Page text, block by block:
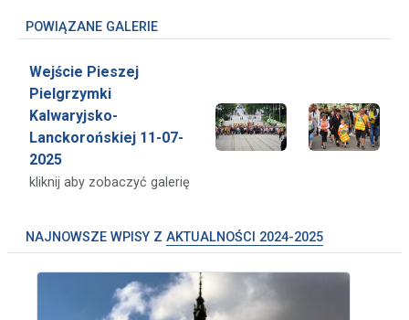
POWIĄZANE GALERIE
Wejście Pieszej
Pielgrzymki
Kalwaryjsko-
Lanckorońskiej 11-07-
2025
kliknij aby zobaczyć galerię
NAJNOWSZE WPISY Z AKTUALNOŚCI 2024-2025